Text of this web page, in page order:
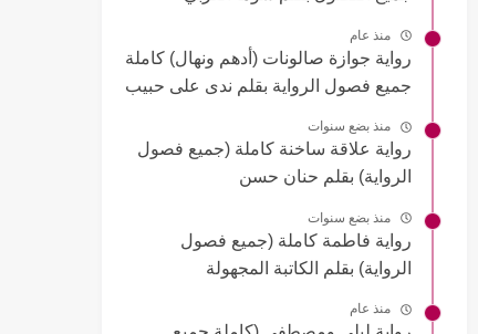
منذ عام
رواية جوازة صالونات (أدهم ونهال) كاملة
جميع فصول الرواية بقلم ندى على حبيب
منذ بضع سنوات
رواية علاقة ساخنة كاملة (جميع فصول
الرواية) بقلم حنان حسن
منذ بضع سنوات
رواية فاطمة كاملة (جميع فصول
الرواية) بقلم الكاتبة المجهولة
منذ عام